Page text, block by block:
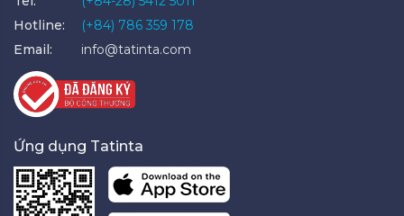
Hotline:
(+84) 786 359 178
Email:
info@tatinta.com
Ứng dụng Tatinta